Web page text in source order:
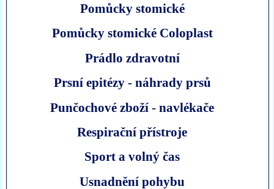
Pomůcky stomické
Pomůcky stomické Coloplast
Prádlo zdravotní
Prsní epitézy - náhrady prsů
Punčochové zboží - navlékače
Respirační přístroje
Sport a volný čas
Usnadnění pohybu